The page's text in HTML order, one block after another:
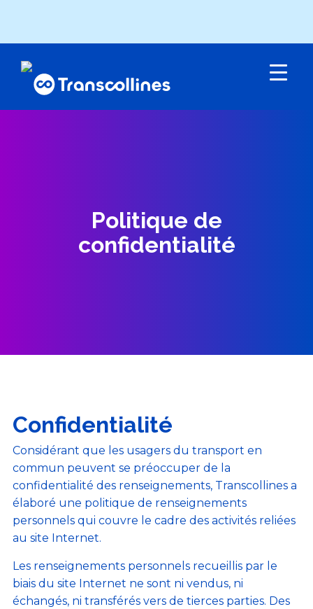
Menu
Politique de
confidentialité
Confidentialité
Considérant que les usagers du transport en
commun peuvent se préoccuper de la
confidentialité des renseignements, Transcollines a
élaboré une politique de renseignements
personnels qui couvre le cadre des activités reliées
au site Internet.
Les renseignements personnels recueillis par le
biais du site Internet ne sont ni vendus, ni
échangés, ni transférés vers de tierces parties. Des